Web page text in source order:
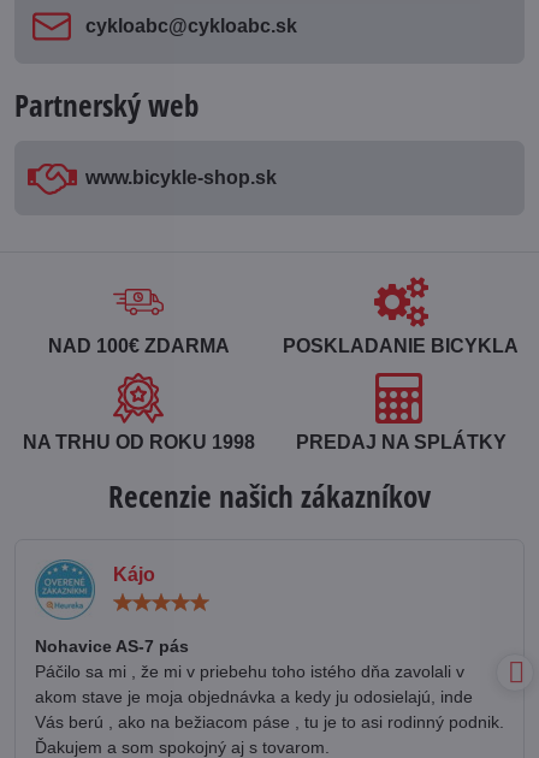
cykloabc​@cykloabc​.sk
Partnerský web
www​.bicykle-shop​.sk
NAD 100€ ZDARMA POSKLADANIE BICYKLA
NA TRHU OD ROKU 1998 PREDAJ NA SPLÁTKY
Recenzie našich zákazníkov
Kájo
Nohavice AS-7 pás
Páčilo sa mi , že mi v priebehu toho istého dňa zavolali v
akom stave je moja objednávka a kedy ju odosielajú, inde
Vás berú , ako na bežiacom páse , tu je to asi rodinný podnik.
Ďakujem a som spokojný aj s tovarom.